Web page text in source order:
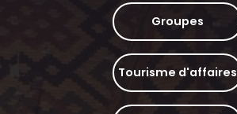
Groupes
Tourisme d'affaires